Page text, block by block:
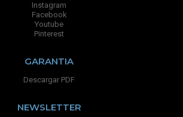
Instagram
Facebook
Youtube
Pinterest
GARANTIA
Descargar PDF
NEWSLETTER